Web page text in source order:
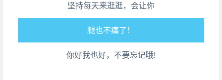
坚持每天来逛逛，会让你
走路也有劲了！
腿也不痛了！
腰也不酸了！
你好我也好，不要忘记哦!